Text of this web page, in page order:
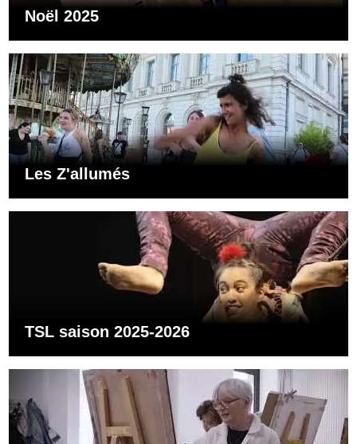
Noël 2025
Les Z'allumés
TSL saison 2025-2026